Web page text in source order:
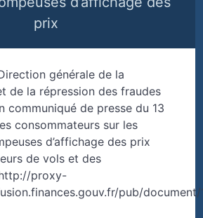
prix
générale de la
de la répression des fraudes
communiqué de presse du 13
consommateurs sur les
d’affichage des prix
de vols et des
proxy-
pub/